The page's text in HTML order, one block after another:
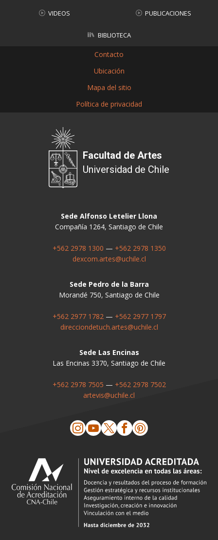
VIDEOS PUBLICACIONES
BIBLIOTECA
Contacto
Ubicación
Mapa del sitio
Política de privacidad
Facultad de Artes
Universidad de Chile
Sede Alfonso Letelier Llona
Compañía 1264, Santiago de Chile
+562 2978 1300 — +562 2978 1350
dexcom.artes@uchile.cl
Sede Pedro de la Barra
Morandé 750, Santiago de Chile
+562 2977 1782— +562 2977 1797
direcciondetuch.artes@uchile.cl
Sede Las Encinas
Las Encinas 3370, Santiago de Chile
+562 2978 7505 — +562 2978 7502
artevis@uchile.cl